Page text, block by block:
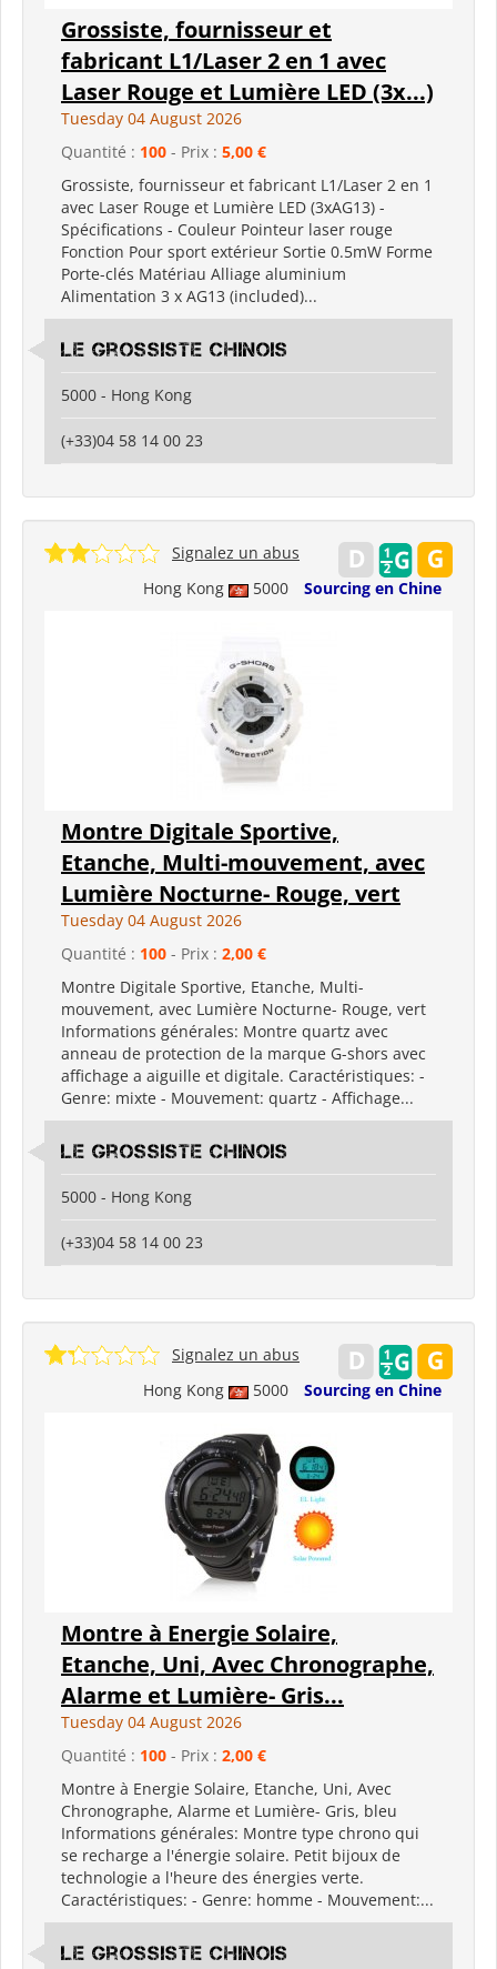
Grossiste, fournisseur et
fabricant L1/Laser 2 en 1 avec
Laser Rouge et Lumière LED (3x...)
Tuesday 04 August 2026
Quantité : 100 - Prix : 5,00 €
Grossiste, fournisseur et fabricant L1/Laser 2 en 1
avec Laser Rouge et Lumière LED (3xAG13) -
Spécifications - Couleur Pointeur laser rouge
Fonction Pour sport extérieur Sortie 0.5mW Forme
Porte-clés Matériau Alliage aluminium
Alimentation 3 x AG13 (included)...
Le grossiste chinois
5000 - Hong Kong
(+33)04 58 14 00 23
Hong Kong 5000 Sourcing en Chine
Signalez un abus
Montre Digitale Sportive,
Etanche, Multi-mouvement, avec
Lumière Nocturne- Rouge, vert
Tuesday 04 August 2026
Quantité : 100 - Prix : 2,00 €
Montre Digitale Sportive, Etanche, Multi-
mouvement, avec Lumière Nocturne- Rouge, vert
Informations générales: Montre quartz avec
anneau de protection de la marque G-shors avec
affichage a aiguille et digitale. Caractéristiques: -
Genre: mixte - Mouvement: quartz - Affichage...
Le grossiste chinois
5000 - Hong Kong
(+33)04 58 14 00 23
Hong Kong 5000 Sourcing en Chine
Signalez un abus
Montre à Energie Solaire,
Etanche, Uni, Avec Chronographe,
Alarme et Lumière- Gris...
Tuesday 04 August 2026
Quantité : 100 - Prix : 2,00 €
Montre à Energie Solaire, Etanche, Uni, Avec
Chronographe, Alarme et Lumière- Gris, bleu
Informations générales: Montre type chrono qui
se recharge a l'énergie solaire. Petit bijoux de
technologie a l'heure des énergies verte.
Caractéristiques: - Genre: homme - Mouvement:...
Le grossiste chinois